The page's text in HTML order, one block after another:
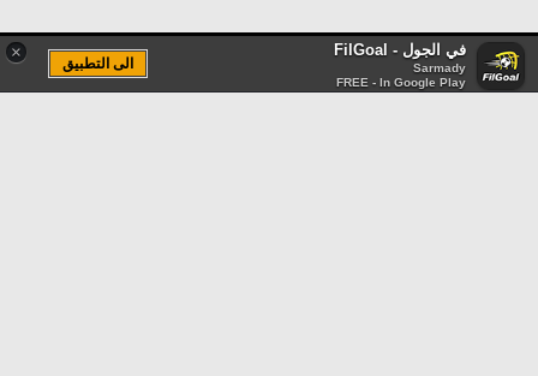
× في الجول - FilGoal
Sarmady
FREE - In Google Play
الى التطبيق